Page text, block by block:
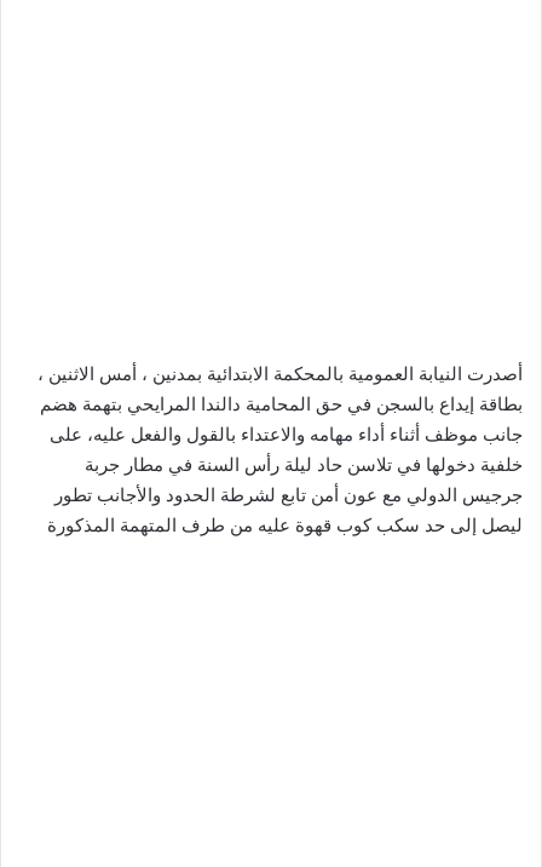
أصدرت النيابة العمومية بالمحكمة الابتدائية بمدنين ، أمس الاثنين ،
بطاقة إيداع بالسجن في حق المحامية دالندا المرايحي بتهمة هضم
جانب موظف أثناء أداء مهامه والاعتداء بالقول والفعل عليه، على
خلفية دخولها في تلاسن حاد ليلة رأس السنة في مطار جربة
جرجیس الدولي مع عون أمن تابع لشرطة الحدود والأجانب تطور
ليصل إلى حد سكب كوب قهوة عليه من طرف المتهمة المذكورة